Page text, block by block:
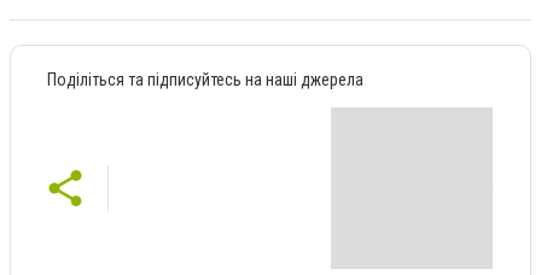
Поділіться та підписуйтесь на наші джерела